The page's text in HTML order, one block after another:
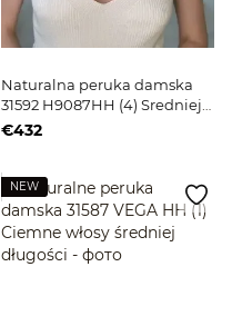
Naturalna peruka damska
31592 H9087HH (4) Sredniej
długości jasnobrązowe włosy
€432
NEW